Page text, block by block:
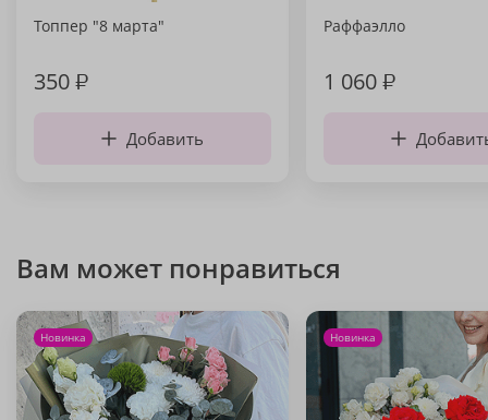
Топпер "8 марта"
350₽
Добавить
Раффаэлло
1 060₽
Вам может понравиться
Новинка Новинка